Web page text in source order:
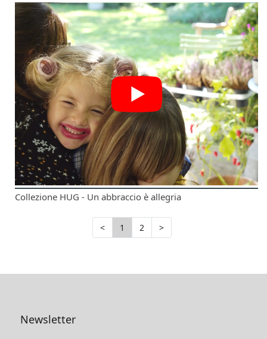
Collezione HUG - Un abbraccio è allegria
< 1 2 >
Newsletter